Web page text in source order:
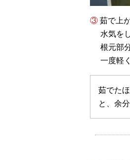
③ 茹で上
水気を
根元部
一度軽
茹でた
と、余